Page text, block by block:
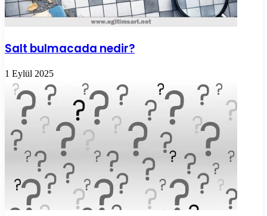
Salt bulmacada nedir?
1 Eylül 2025